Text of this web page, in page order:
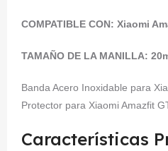
COMPATIBLE CON: Xiaomi
TAMAÑO DE LA MANILLA:
Banda Acero Inoxidable para
Protector para Xiaomi Amazfit
Características